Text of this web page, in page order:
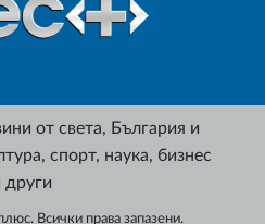
от света, България и
спорт, наука, бизнес
други
Всички права запазени.